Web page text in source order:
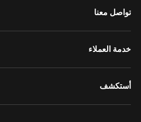
تواصل معنا
خدمة العملاء
أستكشف